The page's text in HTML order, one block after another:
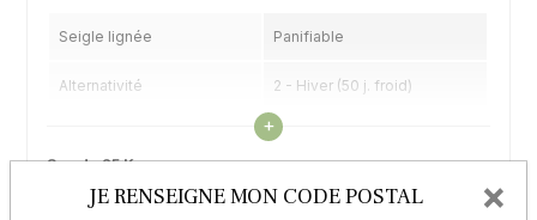
Seigle lignée Panifiable
Alternativité 2 - Hiver (50 j. froid)
6,5 - 1/2 précoce
Voir les caractéristiques
+
Sac de 25 Kg
Veuillez renseigner votre code postal pour voir les prix.
JE RENSEIGNE MON CODE POSTAL ×